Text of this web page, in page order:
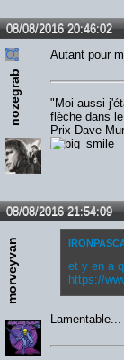
08/08/2016 20:46:02
nozegrab
Autant pour
"Moi aussi
flèche dans
Prix Dave
08/08/2016 21:54:09
morveyvan
et y en a
https://
Lamentable...